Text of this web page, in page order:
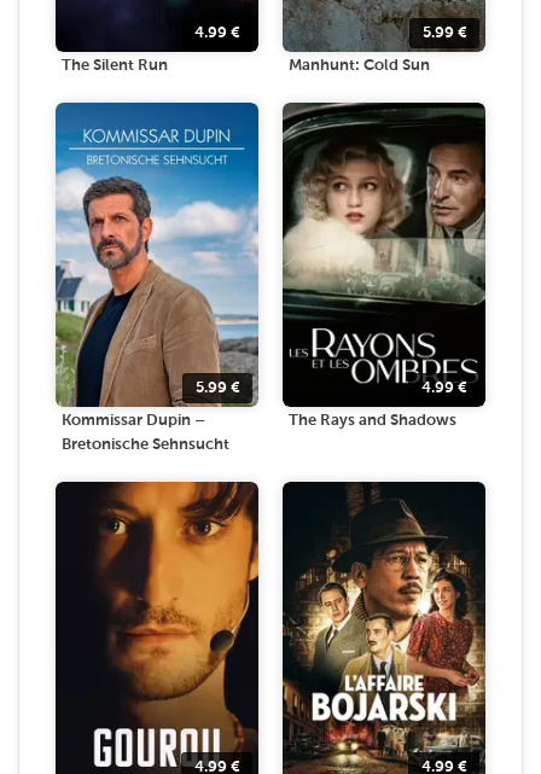
4.99 €
The Silent Run
5.99 €
Manhunt: Cold Sun
5.99 €
Kommissar Dupin –
Bretonische Sehnsucht
4.99€
The Rays and Shadows
4.99 € 4.99 €